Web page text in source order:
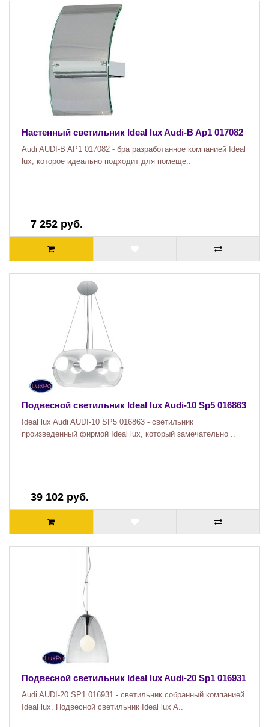
Настенный светильник Ideal lux Audi-B Ap1 017082
Audi AUDI-B AP1 017082 - бра разработанное компанией Ideal
lux, которое идеально подходит для помеще..
7 252 руб.
Подвесной светильник Ideal lux Audi-10 Sp5 016863
Ideal lux Audi AUDI-10 SP5 016863 - светильник
произведенный фирмой Ideal lux, который замечательно ..
39 102 руб.
Подвесной светильник Ideal lux Audi-20 Sp1 016931
Audi AUDI-20 SP1 016931 - светильник собранный компанией
Ideal lux. Подвесной светильник Ideal lux A..